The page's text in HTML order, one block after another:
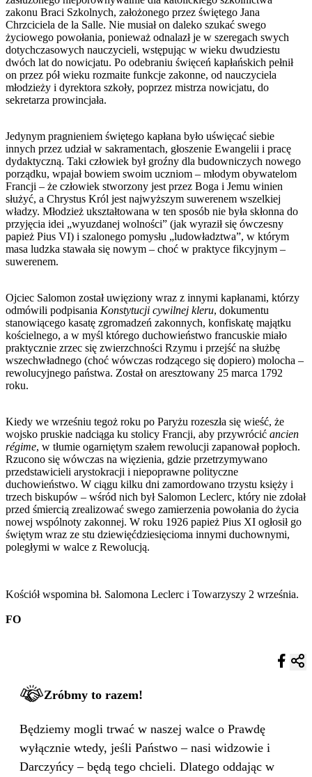
zakonu Braci Szkolnych, założonego przez świętego Jana
Chrzciciela de la Salle. Nie musiał on daleko szukać swego
życiowego powołania, ponieważ odnalazł je w szeregach swych
dotychczasowych nauczycieli, wstępując w wieku dwudziestu
dwóch lat do nowicjatu. Po odebraniu święceń kapłańskich pełnił
on przez pół wieku rozmaite funkcje zakonne, od nauczyciela
młodzieży i dyrektora szkoły, poprzez mistrza nowicjatu, do
sekretarza prowincjała.
Jedynym pragnieniem świętego kapłana było uświęcać siebie
innych przez udział w sakramentach, głoszenie Ewangelii i pracę
dydaktyczną. Taki człowiek był groźny dla budowniczych nowego
porządku, wpajał bowiem swoim uczniom – młodym obywatelom
Francji – że człowiek stworzony jest przez Boga i Jemu winien
służyć, a Chrystus Król jest najwyższym suwerenem wszelkiej
władzy. Młodzież ukształtowana w ten sposób nie była skłonna do
przyjęcia idei „wyuzdanej wolności” (jak wyraził się ówczesny
papież Pius VI) i szalonego pomysłu „ludowładztwa”, w którym
masa ludzka stawała się nowym – choć w praktyce fikcyjnym –
suwerenem.
Ojciec Salomon został uwięziony wraz z innymi kapłanami, którzy
odmówili podpisania Konstytucji cywilnej kleru, dokumentu
stanowiącego kasatę zgromadzeń zakonnych, konfiskatę majątku
kościelnego, a w myśl którego duchowieństwo francuskie miało
praktycznie zrzec się zwierzchności Rzymu i przejść na służbę
wszechwładnego (choć wówczas rodzącego się dopiero) molocha –
rewolucyjnego państwa. Został on aresztowany 25 marca 1792
roku.
Kiedy we wrześniu tegoż roku po Paryżu rozeszła się wieść, że
wojsko pruskie nadciąga ku stolicy Francji, aby przywrócić ancien
régime, w tłumie ogarniętym szałem rewolucji zapanował popłoch.
Rzucono się wówczas na więzienia, gdzie przetrzymywano
przedstawicieli arystokracji i niepoprawne polityczne
duchowieństwo. W ciągu kilku dni zamordowano trzystu księży i
trzech biskupów – wśród nich był Salomon Leclerc, który nie zdołał
przed śmiercią zrealizować swego zamierzenia powołania do życia
nowej wspólnoty zakonnej. W roku 1926 papież Pius XI ogłosił go
świętym wraz ze stu dziewięćdziesięcioma innymi duchownymi,
poległymi w walce z Rewolucją.
Kościół wspomina bł. Salomona Leclerc i Towarzyszy 2 września.
FO
Zróbmy to razem!
Będziemy mogli trwać w naszej walce o Prawdę
wyłącznie wtedy, jeśli Państwo – nasi widzowie i
Darczyńcy – będą tego chcieli. Dlatego oddając w